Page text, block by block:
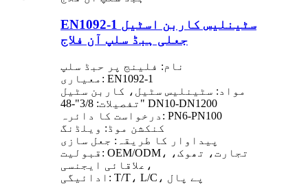
EN1092-1 سٹینلیس کاربن اسٹیل
جعلی ہبڈ سلپ آن فلاج
نام: فلینج پر حبڈ سلپ
معیاری: EN1092-1
مواد: سٹینلیس سٹیل، کاربن سٹیل
تفصیلات: 3/8"-48" DN10-DN1200
درخواست کا دائرہ: PN6-PN100
کنکشن موڈ: ویلڈنگ
پیداوار کا طریقہ: جعل سازی
قبولیت: OEM/ODM، تجارت، تھوک،
علاقائی ایجنسی،
ادائیگی: T/T، L/C، پے پال